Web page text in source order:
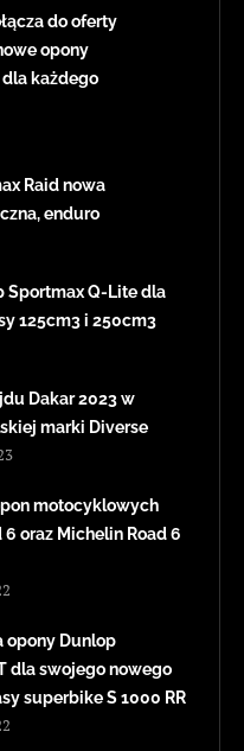
do oferty
opony
każdego
Raid nowa
enduro
Sportmax Q-Lite dla
125cm3 i 250cm3
Dakar 2023 w
marki Diverse
motocyklowych
6 oraz Michelin Road 6
opony Dunlop
dla swojego nowego
superbike S 1000 RR